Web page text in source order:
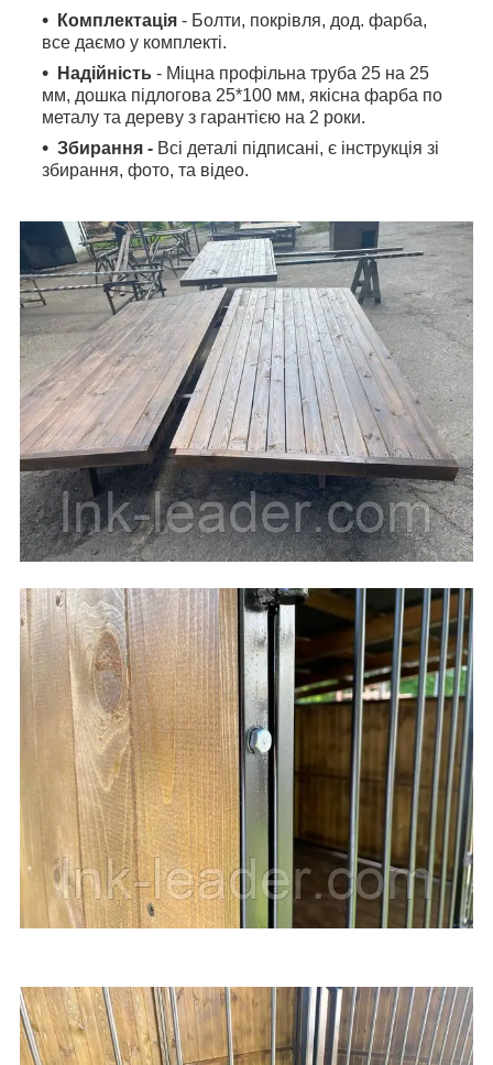
Комплектація - Болти, покрівля, дод. фарба,
все даємо у комплекті.
Надійність - Міцна профільна труба 25 на 25
мм, дошка підлогова 25*100 мм, якісна фарба по
металу та дереву з гарантією на 2 роки.
Збирання - Всі деталі підписані, є інструкція зі
збирання, фото, та відео.